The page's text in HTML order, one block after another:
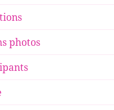
photos